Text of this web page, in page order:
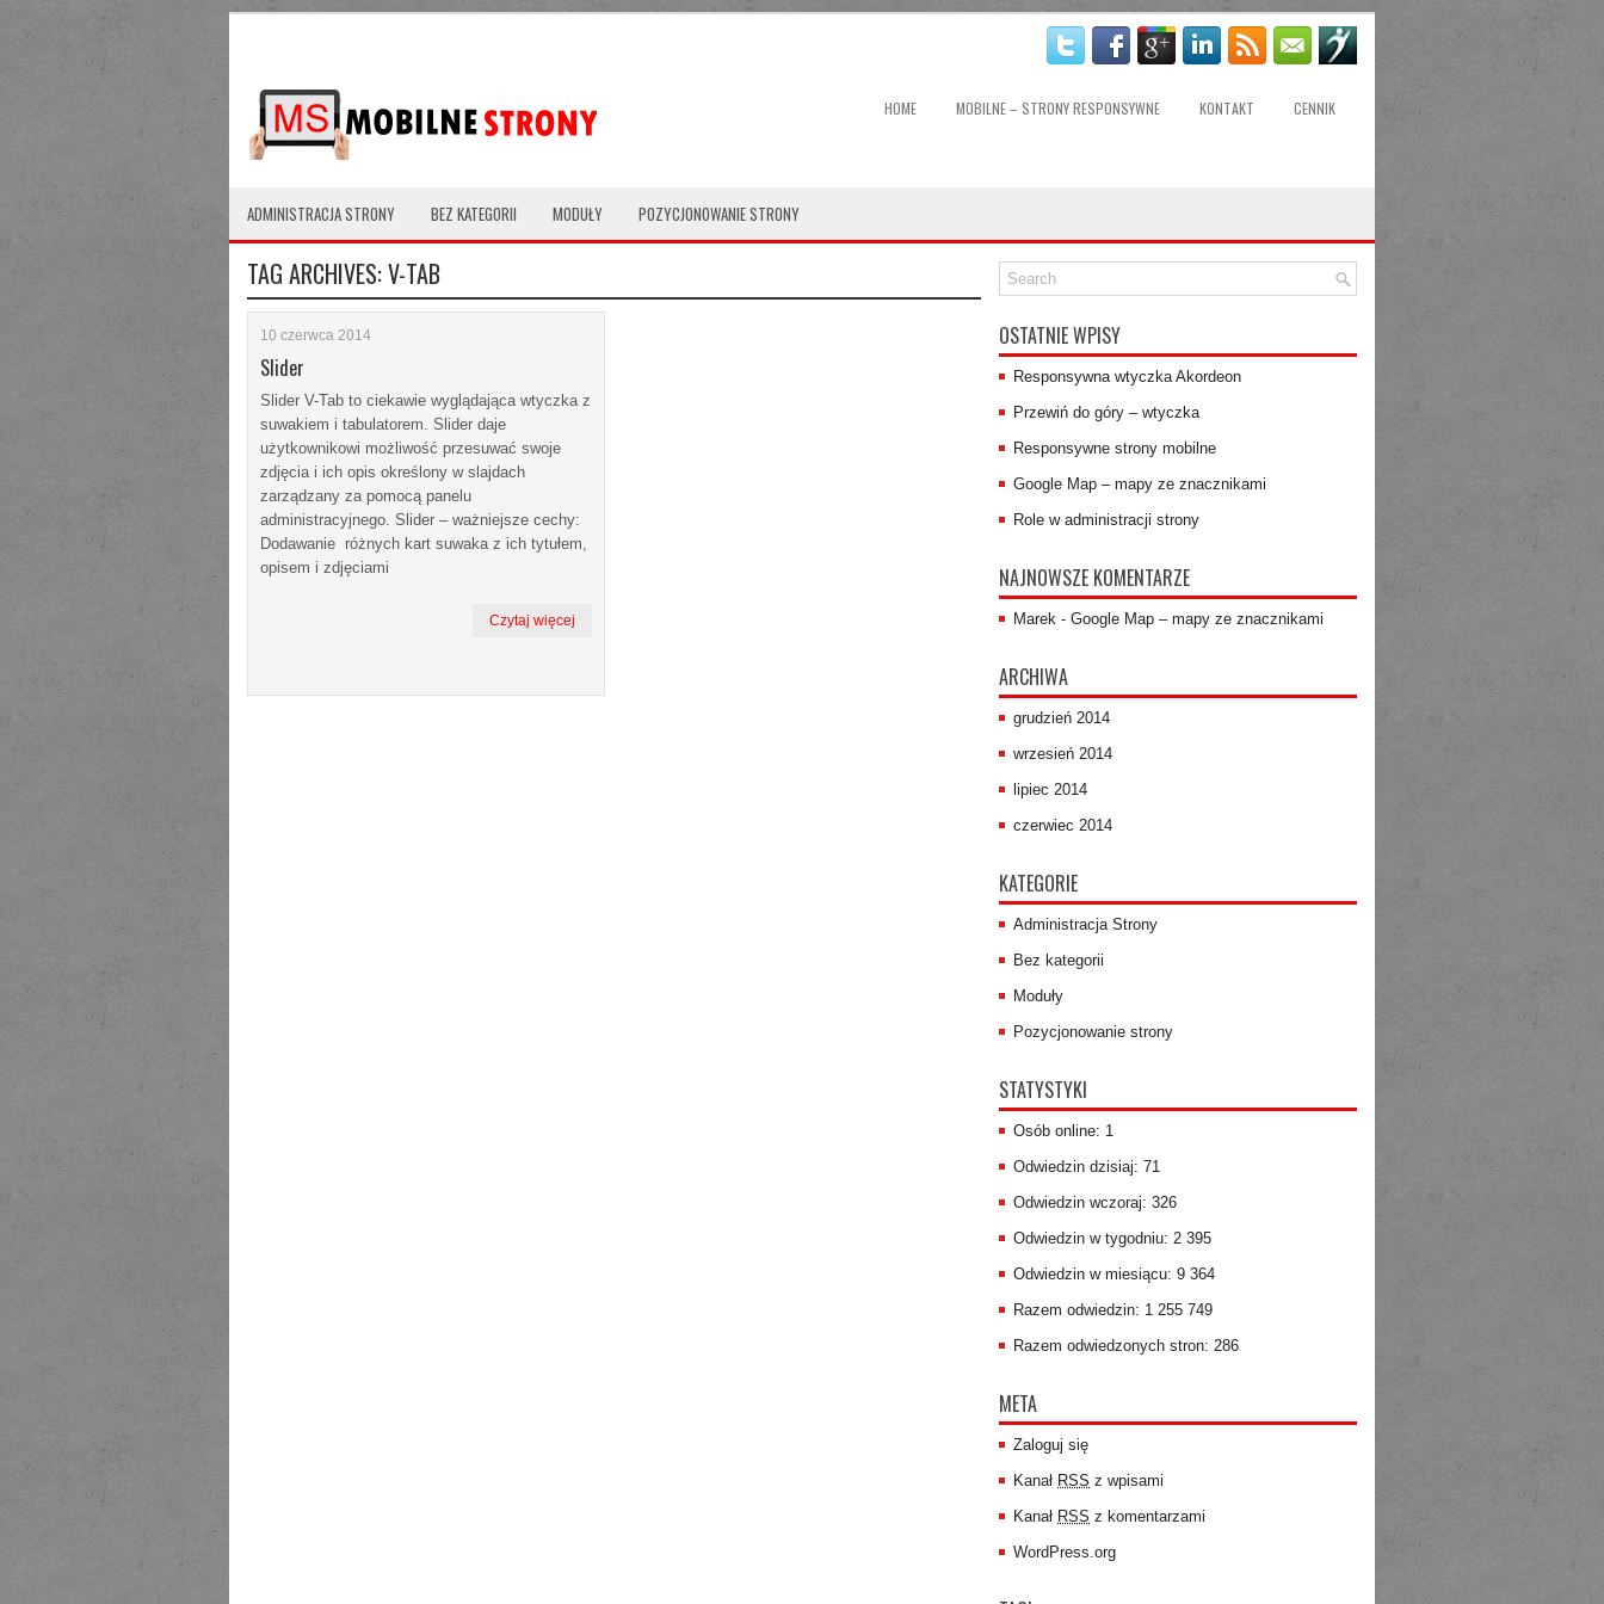
HOME MOBILNE – STRONY RESPONSYWNE KONTAKT CENNIK
ADMINISTRACJA STRONY BEZ KATEGORII MODUŁY POZYCJONOWANIE STRONY
TAG ARCHIVES:V-TAB
10 czerwca 2014
Slider
Slider V-Tab to ciekawie wyglądająca wtyczka z
suwakiem i tabulatorem. Slider daje
użytkownikowi możliwość przesuwać swoje
zdjęcia i ich opis określony w slajdach
zarządzany za pomocą panelu
administracyjnego. Slider – ważniejsze cechy:
Dodawanie różnych kart suwaka z ich tytułem,
opisem i zdjęciami
Czytaj więcej
OSTATNIE WPISY
Responsywna wtyczka Akordeon
Przewiń do góry – wtyczka
Responsywne strony mobilne
Google Map – mapy ze znacznikami
Role w administracji strony
NAJNOWSZE KOMENTARZE
Marek - Google Map – mapy ze znacznikami
ARCHIWA
grudzień 2014
wrzesień 2014
lipiec 2014
czerwiec 2014
KATEGORIE
Administracja Strony
Bez kategorii
Moduły
Pozycjonowanie strony
STATYSTYKI
Osób online: 1
Odwiedzin dzisiaj: 71
Odwiedzin wczoraj: 326
Odwiedzin w tygodniu: 2 395
Odwiedzin w miesiącu: 9 364
Razem odwiedzin: 1 255 749
Razem odwiedzonych stron: 286
META
Zaloguj się
Kanał RSS z wpisami
Kanał RSS z komentarzami
WordPress.org
Więcej informacji Nie ma problemu - akceptuję